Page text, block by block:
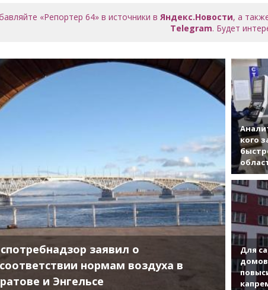
«Репортер 64» в источники вЯндекс.Новости, а
Telegram. Будет
заявил о
нормам воздуха в
и Энгельсе
кого
Для